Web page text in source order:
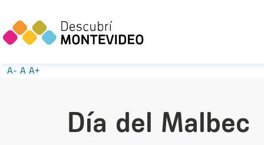
A- A A+
Día del Malbec